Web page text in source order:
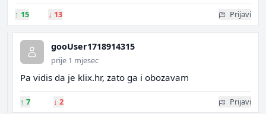
↑ 15 ↓ 13 Prijavi
gooUser1718914315
prije 1 mjesec
Pa vidis da je klix.hr, zato ga i obozavam
↑ 7 ↓ 2 Prijavi